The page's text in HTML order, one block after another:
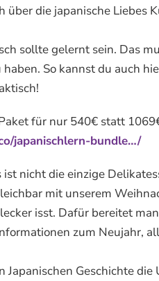
die japanische Liebes
sollte gelernt sein. Das
So kannst du auch
für nur 540€ statt
japanischlern-bundle…/
ist nicht die einzige
mit unserem
isst. Dafür bereitet
zum Neujahr,
Geschichte